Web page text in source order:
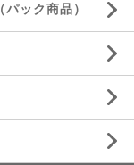
ック商品）